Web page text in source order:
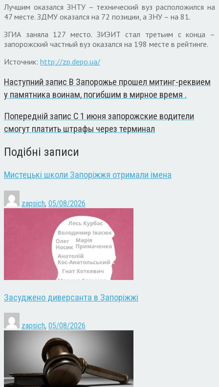
Лучшим оказался ЗНТУ – технический вуз расположился на
47 месте. ЗДМУ оказался на 72 позиции, а ЗНУ – на 81.
ЗГИА заняла 127 место. ЗИЭИТ стал третьим с конца –
запорожский частный вуз оказался на 198 месте в рейтинге.
Источник: http://zp.depo.ua/
Наступний запис В Запорожье прошел митинг-реквием
у памятника воинам, погибшим в мирное время .
Попередній запис С 1 июня запорожские водители
смогут платить штрафы через терминал
Подібні записи
Мистецькі школи Запоріжжя отримали імена
zapsich, 05/08/2026
Засуджено диверсанта в Запоріжжі
zapsich, 05/08/2026